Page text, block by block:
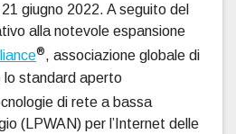
giugno 2022. A seguito del
alla notevole espansione
®, associazione globale di
lo standard aperto
di rete a bassa
(LPWAN) per l’Internet delle